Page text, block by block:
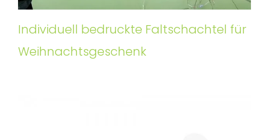
Individuell bedruckte Faltschachtel für
Weihnachtsgeschenk